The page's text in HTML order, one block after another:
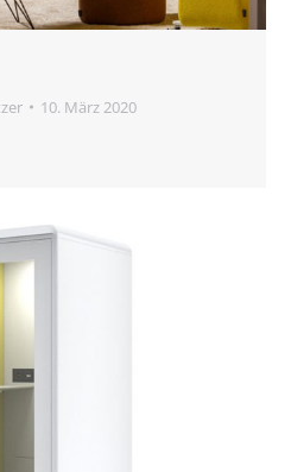
10. März 2020